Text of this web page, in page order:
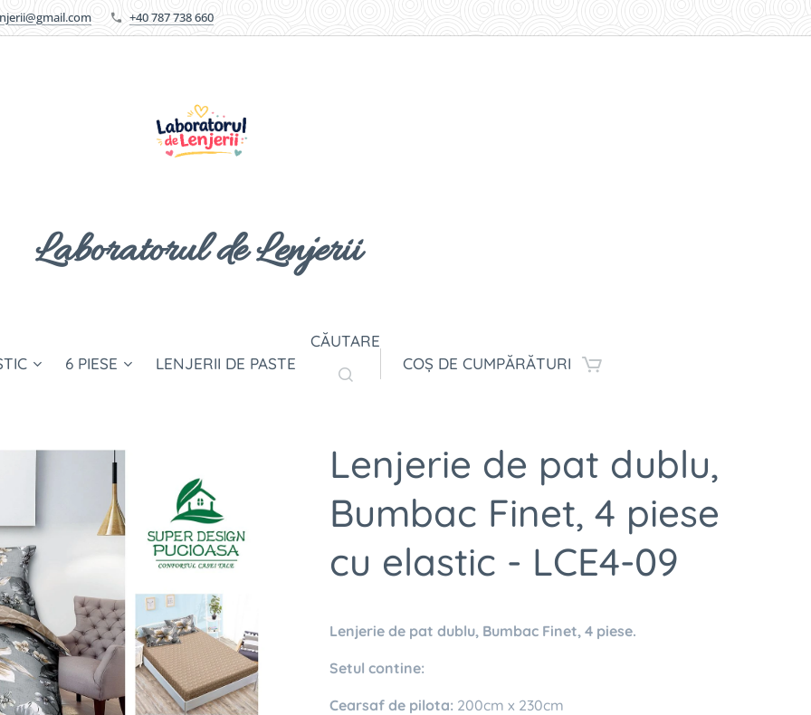
+40 787 738 660
Laboratorul de Lenjerii
6 PIESE LENJERII DE PASTE
CĂUTARE
COȘ DE CUMPĂRĂTURI
Lenjerie de pat dublu,
Bumbac Finet, 4 piese
cu elastic - LCE4-09
Lenjerie de pat dublu, Bumbac Finet, 4 piese.
Setul contine:
Cearsaf de pilota: 200cm x 230cm